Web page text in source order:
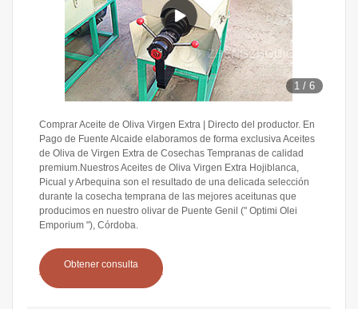
1 /6
Comprar Aceite de Oliva Virgen Extra | Directo del productor. En
Pago de Fuente Alcaide elaboramos de forma exclusiva Aceites
de Oliva de Virgen Extra de Cosechas Tempranas de calidad
premium.Nuestros Aceites de Oliva Virgen Extra Hojiblanca,
Picual y Arbequina son el resultado de una delicada selección
durante la cosecha temprana de las mejores aceitunas que
producimos en nuestro olivar de Puente Genil (" Optimi Olei
Emporium "), Córdoba.
Obtener consulta